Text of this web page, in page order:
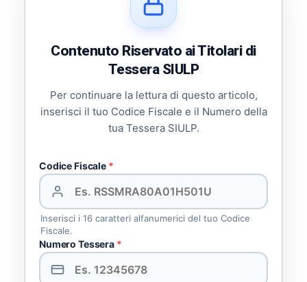
Contenuto Riservato ai Titolari di
Tessera SIULP
Per continuare la lettura di questo articolo,
inserisci il tuo Codice Fiscale e il Numero della
tua Tessera SIULP.
Codice Fiscale *
Inserisci i 16 caratteri alfanumerici del tuo Codice
Fiscale.
Numero Tessera *